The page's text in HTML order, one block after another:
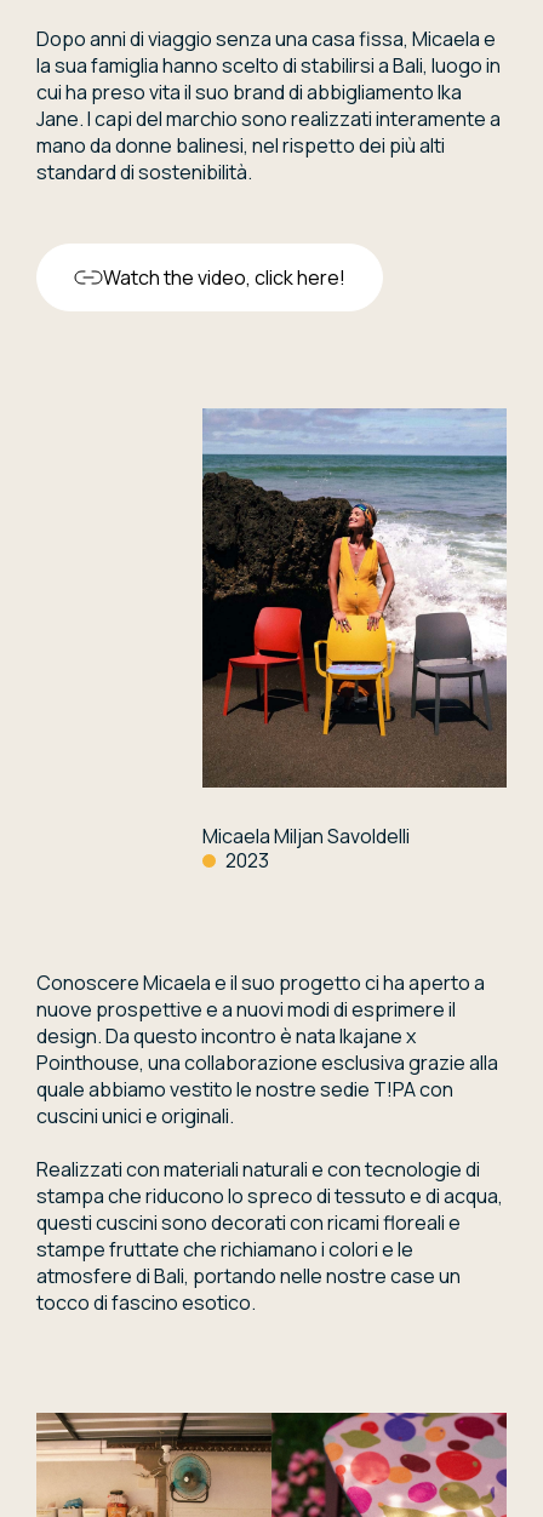
Dopo anni di viaggio senza una casa fissa, Micaela e
la sua famiglia hanno scelto di stabilirsi a Bali, luogo in
cui ha preso vita il suo brand di abbigliamento Ika
Jane. I capi del marchio sono realizzati interamente a
mano da donne balinesi, nel rispetto dei più alti
standard di sostenibilità.
Watch the video, click here!
Micaela Miljan Savoldelli
2023
Conoscere Micaela e il suo progetto ci ha aperto a
nuove prospettive e a nuovi modi di esprimere il
design. Da questo incontro è nata Ikajane x
Pointhouse, una collaborazione esclusiva grazie alla
quale abbiamo vestito le nostre sedie T!PA con
cuscini unici e originali.
Realizzati con materiali naturali e con tecnologie di
stampa che riducono lo spreco di tessuto e di acqua,
questi cuscini sono decorati con ricami floreali e
stampe fruttate che richiamano i colori e le
atmosfere di Bali, portando nelle nostre case un
tocco di fascino esotico.